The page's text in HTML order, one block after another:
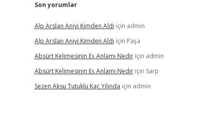
Son yorumlar
Alp Arslan Aniyi Kimden Aldı için admin
Alp Arslan Aniyi Kimden Aldı için Paşa
Absürt Kelimesinin Eş Anlamı Nediriçin admin
Absürt Kelimesinin Eş Anlamı Nediriçin Sarp
Sezen Aksu Tutuklu Kaç Yılında için admin